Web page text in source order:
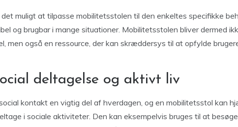
muligt at tilpasse mobilitetsstolen til den enkeltes specifikke
og brugbar i mange situationer. Mobilitetsstolen bliver dermed
men også en ressource, der kan skræddersys til at opfylde
deltagelse og aktivt liv
kontakt en vigtig del af hverdagen, og en mobilitetsstol kan
i sociale aktiviteter. Den kan eksempelvis bruges til at